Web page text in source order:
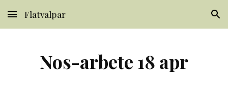
Skip to main content Skip to navigation
Flatvalpar
Nos-arbete 18 apr